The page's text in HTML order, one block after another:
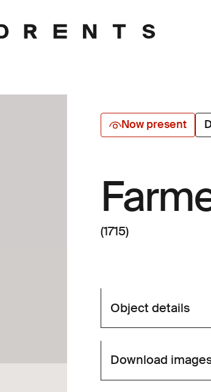
Now present
(1715)
Object details
Download